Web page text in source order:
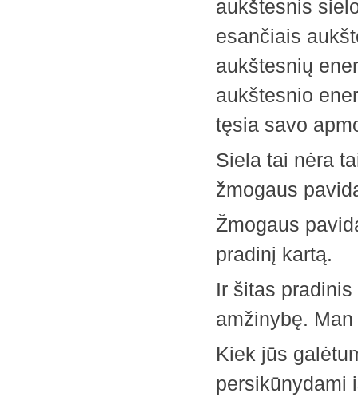
aukštesnis
esančiais
aukštesnių
aukštesnio
tęsia savo
Siela tai nėra
žmogaus
Žmogaus
pradinį kartą.
Ir šitas
amžinybę.
Kiek jūs
persikūnydami